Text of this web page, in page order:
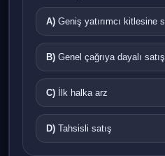
A) Geniş yatırımcı kitlesine
B) Genel çağrıya dayalı satış
C) İlk halka arz
D) Tahsisli satış